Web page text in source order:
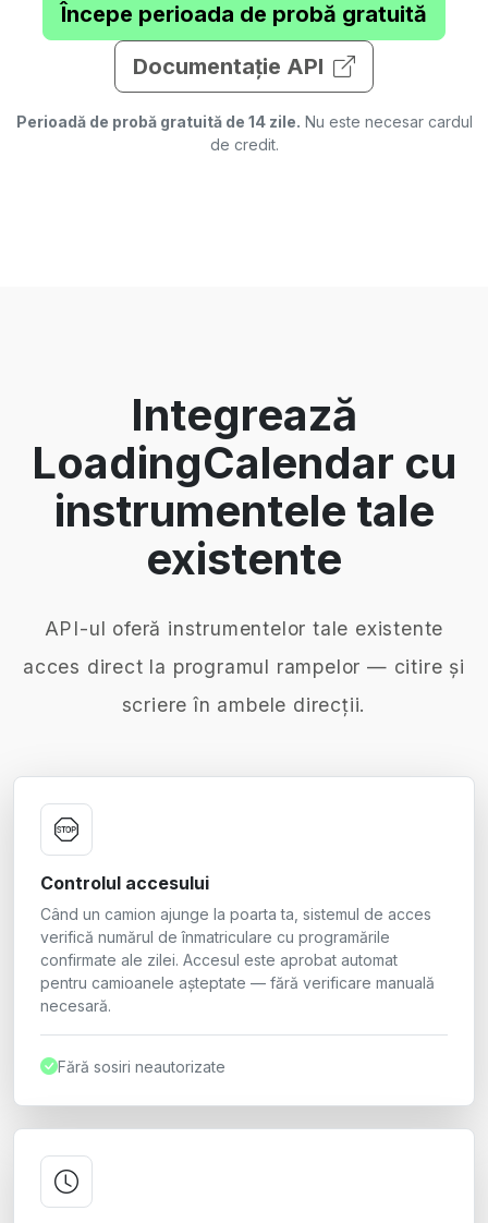
Începe perioada de probă gratuită
Documentație API
Perioadă de probă gratuită de 14 zile. Nu este necesar cardul
de credit.
Integrează
LoadingCalendar cu
instrumentele tale
existente
API-ul oferă instrumentelor tale existente
acces direct la programul rampelor — citire și
scriere în ambele direcții.
Controlul accesului
Când un camion ajunge la poarta ta, sistemul de acces
verifică numărul de înmatriculare cu programările
confirmate ale zilei. Accesul este aprobat automat
pentru camioanele așteptate — fără verificare manuală
necesară.
Fără sosiri neautorizate